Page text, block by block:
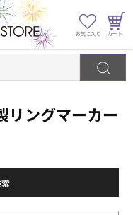
リングマーカー